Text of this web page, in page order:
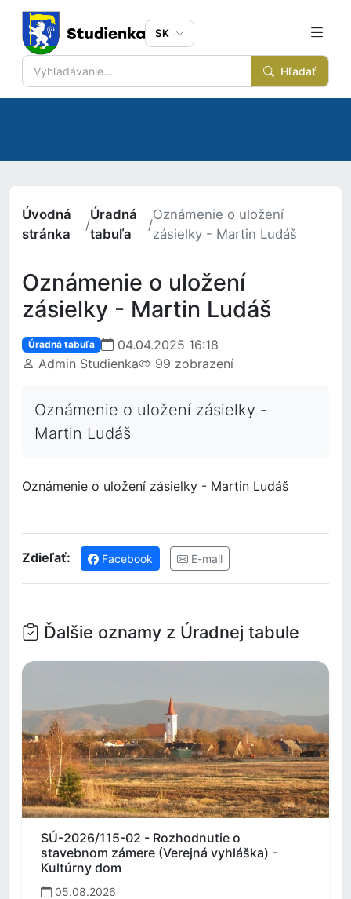
Hľadať
SK
Úvodná
stránka
/
Úradná
tabuľa
/
Oznámenie o uložení
zásielky - Martin Ludáš
Oznámenie o uložení
zásielky - Martin Ludáš
Úradná tabuľa
04.04.2025 16:18
Admin Studienka
99 zobrazení
Oznámenie o uložení zásielky -
Martin Ludáš
Oznámenie o uložení zásielky - Martin Ludáš
Zdieľať: Facebook E-mail
Ďalšie oznamy z Úradnej tabule
SÚ-2026/115-02 - Rozhodnutie o
stavebnom zámere (Verejná vyhláška) -
Kultúrny dom
05.08.2026